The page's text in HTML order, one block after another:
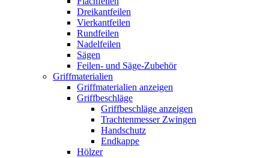
Dreikantfeilen
Vierkantfeilen
Rundfeilen
Nadelfeilen
Sägen
Feilen- und Säge-Zubehör
Griffmaterialien
Griffmaterialien anzeigen
Griffbeschläge
Griffbeschläge anzeigen
Trachtenmesser Zwingen
Handschutz
Endkappe
Hölzer